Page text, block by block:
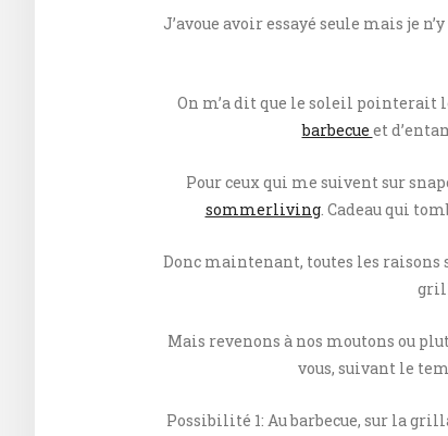
J’avoue avoir essayé seule mais je
On m’a dit que le soleil pointerait
barbecue et
Pour ceux qui me suivent sur
sommerliving. Cadeau qui
Donc maintenant, toutes les raisons
Mais revenons à nos moutons ou
vous, suivant le
Possibilité 1: Au barbecue, sur la